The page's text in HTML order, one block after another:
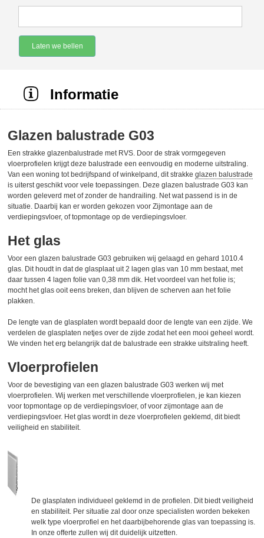
Laten we bellen
Informatie
Glazen balustrade G03
Een strakke glazenbalustrade met RVS. Door de strak vormgegeven
vloerprofielen krijgt deze balustrade een eenvoudig en moderne uitstraling.
Van een woning tot bedrijfspand of winkelpand, dit strakke glazen balustrade
is uiterst geschikt voor vele toepassingen. Deze glazen balustrade G03 kan
worden geleverd met of zonder de handrailing. Net wat passend is in de
situatie. Daarbij kan er worden gekozen voor Zijmontage aan de
verdiepingsvloer, of topmontage op de verdiepingsvloer.
Het glas
Voor een glazen balustrade G03 gebruiken wij gelaagd en gehard 1010.4
glas. Dit houdt in dat de glasplaat uit 2 lagen glas van 10 mm bestaat, met
daar tussen 4 lagen folie van 0,38 mm dik. Het voordeel van het folie is;
mocht het glas ooit eens breken, dan blijven de scherven aan het folie
plakken.
De lengte van de glasplaten wordt bepaald door de lengte van een zijde. We
verdelen de glasplaten netjes over de zijde zodat het een mooi geheel wordt.
We vinden het erg belangrijk dat de balustrade een strakke uitstraling heeft.
Vloerprofielen
Voor de bevestiging van een glazen balustrade G03 werken wij met
vloerprofielen. Wij werken met verschillende vloerprofielen, je kan kiezen
voor topmontage op de verdiepingsvloer, of voor zijmontage aan de
verdiepingsvloer. Het glas wordt in deze vloerprofielen geklemd, dit biedt
veiligheid en stabiliteit.
De glasplaten individueel geklemd in de profielen. Dit biedt veiligheid
en stabiliteit. Per situatie zal door onze specialisten worden bekeken
welk type vloerprofiel en het daarbijbehorende glas van toepassing is.
In onze offerte zullen wij dit duidelijk uitzetten.